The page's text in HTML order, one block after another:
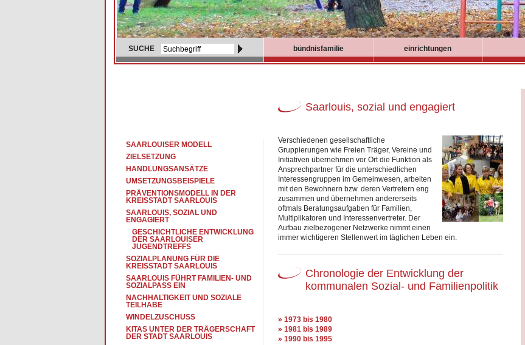
SUCHE bündnisfamilie einrichtungen
Saarlouis, sozial und engagiert
Verschiedenen gesellschaftliche
Gruppierungen wie Freien Träger, Vereine und
Initiativen übernehmen vor Ort die Funktion als
Ansprechpartner für die unterschiedlichen
Interessengruppen im Gemeinwesen, arbeiten
mit den Bewohnern bzw. deren Vertretern eng
zusammen und übernehmen andererseits
oftmals Beratungsaufgaben für Familien,
Multiplikatoren und Interessenvertreter. Der
Aufbau zielbezogener Netzwerke nimmt einen
immer wichtigeren Stellenwert im täglichen Leben ein.
Chronologie der Entwicklung der
kommunalen Sozial- und Familienpolitik
» 1973 bis 1980
» 1981 bis 1989
» 1990 bis 1995
SAARLOUISER MODELL
ZIELSETZUNG
HANDLUNGSANSÄTZE
UMSETZUNGSBEISPIELE
PRÄVENTIONSMODELL IN DER
KREISSTADT SAARLOUIS
SAARLOUIS, SOZIAL UND
ENGAGIERT
GESCHICHTLICHE ENTWICKLUNG
DER SAARLOUISER
JUGENDTREFFS
SOZIALPLANUNG FÜR DIE
KREISSTADT SAARLOUIS
SAARLOUIS FÜHRT FAMILIEN- UND
SOZIALPASS EIN
NACHHALTIGKEIT UND SOZIALE
TEILHABE
WINDELZUSCHUSS
KITAS UNTER DER TRÄGERSCHAFT
DER STADT SAARLOUIS